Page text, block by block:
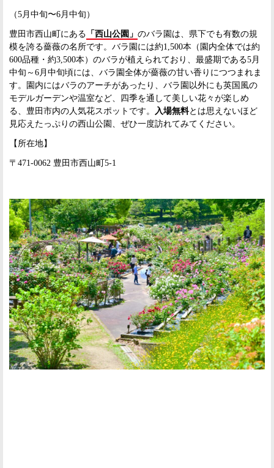
（5月中旬〜6月中旬）
豊田市西山町にある 「西山公園」 のバラ園は、県下でも有数の規
模を誇る薔薇の名所です。バラ園には約1,500本（園内全体では約
600品種・約3,500本）のバラが植えられており、最盛期である5月
中旬～6月中旬頃には、バラ園全体が薔薇の甘い香りにつつまれま
す。園内にはバラのアーチがあったり、バラ園以外にも英国風の
モデルガーデンや温室など、四季を通して美しい花々が楽しめ
る、豊田市内の人気花スポットです。
入場無料とは思えないほど
見応えたっぷりの西山公園、ぜひ一度訪れてみてください。
【所在地】
〒471-0062 豊田市西山町5-1